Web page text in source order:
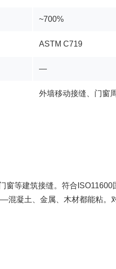
~700%
ASTM C719
—
外墙移动接缝、门窗
窗等建筑接缝。符合
混凝土、金属、木材都能粘